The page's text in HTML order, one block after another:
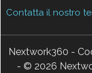
Contatta il nostro
Nextwork360 -
- © 2026